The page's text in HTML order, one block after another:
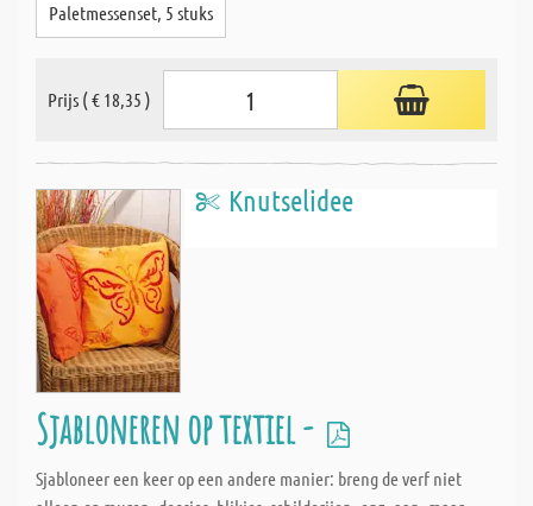
Paletmessenset, 5 stuks
Prijs ( € 18,35 )
Knutselidee
Sjabloneren op textiel -
Sjabloneer een keer op een andere manier: breng de verf niet